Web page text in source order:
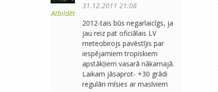
Atbildēt
31.12.2011 21:08
2012-tais būs negarlaicīgs, ja
jau reiz pat oficiālais LV
meteobirojs pavēstījis par
iespējamiem tropiskiem
apstākļiem vasarā nākamajā.
Laikam jāsaprot- +30 grādi
regulāri mīsies ar masīviem